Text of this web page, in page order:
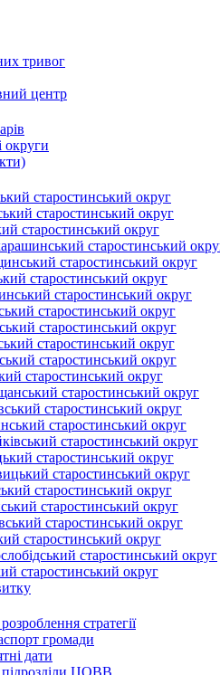
тривог
центр
округи
старостинський округ
старостинський округ
старостинський округ
старостинський
старостинський округ
старостинський округ
старостинський округ
старостинський округ
старостинський округ
старостинський округ
старостинський округ
старостинський округ
старостинський округ
старостинський округ
старостинський округ
старостинський округ
старостинський округ
старостинський округ
старостинський округ
старостинський округ
старостинський округ
старостинський округ
старостинський округ
старостинський округ
стратегії
громади
дати
підрозділи ЦОВВ